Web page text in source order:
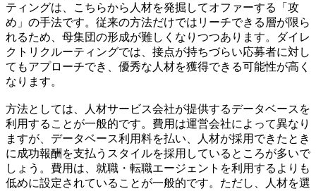
ティングは、こちらから人材を発掘してオファーする「攻
め」の手法です。従来の方法だけではリーチできる層が限ら
れるため、母集団の形成が難しくなりつつあります。ダイレ
クトリクルーティングでは、接点が持ちづらい応募者に対し
てもアプローチでき、優秀な人材を獲得できる可能性が高く
なります。
方法としては、人材サービス会社が提供するデータベースを
利用することが一般的です。費用は運営会社によって異なり
ますが、データベース利用料を払い、人材が採用できたとき
に成功報酬を支払うスタイルを採用しているところが多いで
しょう。費用は、就職・転職エージェントを利用するよりも
低めに設定されていることが一般的です。ただし、人材を選